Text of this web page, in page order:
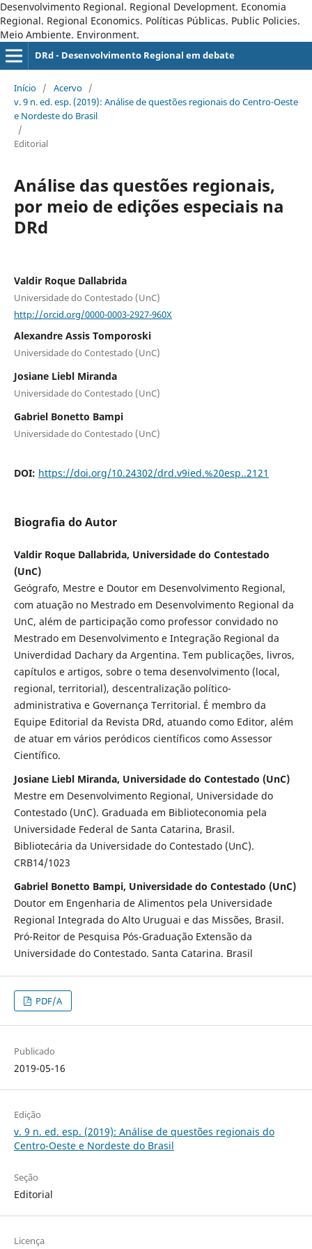
Desenvolvimento Regional. Regional Development. Economia
Regional. Regional Economics. Políticas Públicas. Public Policies.
Meio Ambiente. Environment.
DRd - Desenvolvimento Regional em debate
Início / Acervo /
v. 9 n. ed. esp. (2019): Análise de questões regionais do Centro-Oeste
e Nordeste do Brasil
/
Editorial
Análise das questões regionais,
por meio de edições especiais na
DRd
Valdir Roque Dallabrida
Universidade do Contestado (UnC)
http://orcid.org/0000-0003-2927-960X
Alexandre Assis Tomporoski
Universidade do Contestado (UnC)
Josiane Liebl Miranda
Universidade do Contestado (UnC)
Gabriel Bonetto Bampi
Universidade do Contestado (UnC)
DOI: https://doi.org/10.24302/drd.v9ied.%20esp..2121
Biografia do Autor
Valdir Roque Dallabrida, Universidade do Contestado
(UnC)
Geógrafo, Mestre e Doutor em Desenvolvimento Regional,
com atuação no Mestrado em Desenvolvimento Regional da
UnC, além de participação como professor convidado no
Mestrado em Desenvolvimento e Integração Regional da
Univerdidad Dachary da Argentina. Tem publicações, livros,
capítulos e artigos, sobre o tema desenvolvimento (local,
regional, territorial), descentralização político-
administrativa e Governança Territorial. É membro da
Equipe Editorial da Revista DRd, atuando como Editor, além
de atuar em vários peródicos científicos como Assessor
Científico.
Josiane Liebl Miranda, Universidade do Contestado (UnC)
Mestre em Desenvolvimento Regional, Universidade do
Contestado (UnC). Graduada em Biblioteconomia pela
Universidade Federal de Santa Catarina, Brasil.
Bibliotecária da Universidade do Contestado (UnC).
CRB14/1023
Gabriel Bonetto Bampi, Universidade do Contestado (UnC)
Doutor em Engenharia de Alimentos pela Universidade
Regional Integrada do Alto Uruguai e das Missões, Brasil.
Pró-Reitor de Pesquisa Pós-Graduação Extensão da
Universidade do Contestado. Santa Catarina. Brasil
PDF/A
Publicado
2019-05-16
Edição
v. 9 n. ed. esp. (2019): Análise de questões regionais do
Centro-Oeste e Nordeste do Brasil
Seção
Editorial
Licença